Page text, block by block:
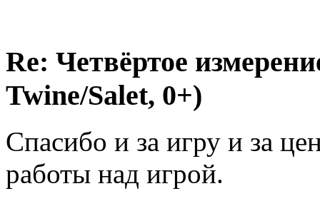
Re: Четвёртое
Twine/Salet, 0+)
Спасибо и за игру и за
работы над игрой.